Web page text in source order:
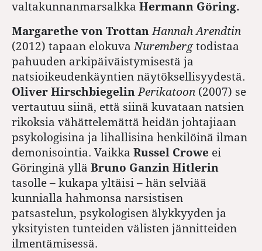
valtakunnanmarsalkka Hermann Göring.
Margarethe von Trottan Hannah Arendtin
(2012) tapaan elokuva Nurembergtodistaa
pahuuden arkipäiväistymisestä ja
natsioikeudenkäyntien näytöksellisyydestä.
Oliver Hirschbiegelin Perikatoon (2007) se
vertautuu siinä, että siinä kuvataan natsien
rikoksia vähättelemättä heidän johtajiaan
psykologisina ja lihallisina henkilöinä ilman
demonisointia. Vaikka Russel Crowe ei
Göringinä yllä Bruno Ganzin Hitlerin
tasolle – kukapa yltäisi – hän selviää
kunnialla hahmonsa narsistisen
patsastelun, psykologisen älykkyyden ja
yksityisten tunteiden välisten jännitteiden
ilmentämisessä.